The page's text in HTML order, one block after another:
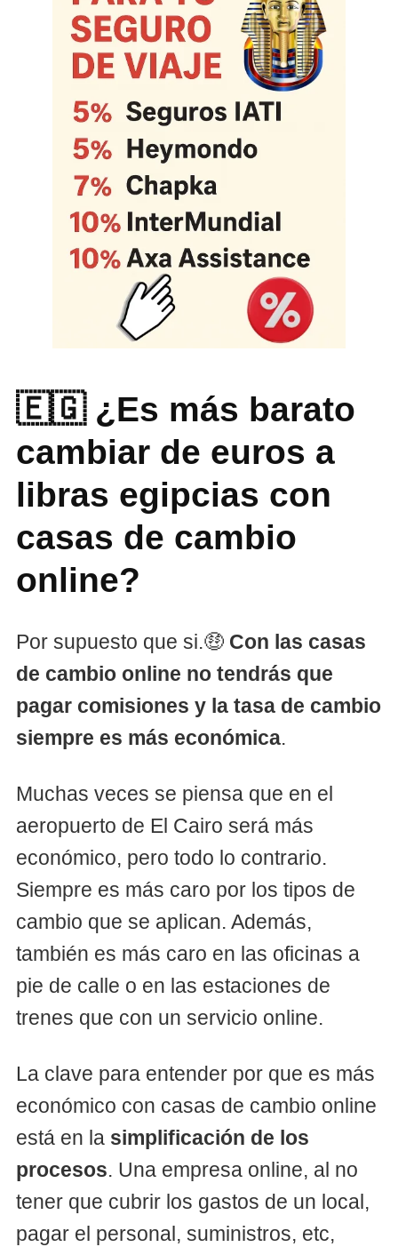
🇪🇬 ¿Es más barato
cambiar de euros a
libras egipcias con
casas de cambio
online?
Por supuesto que si.🤑 Con las casas
de cambio online no tendrás que
pagar comisiones y la tasa de cambio
siempre es más económica.
Muchas veces se piensa que en el
aeropuerto de El Cairo será más
económico, pero todo lo contrario.
Siempre es más caro por los tipos de
cambio que se aplican. Además,
también es más caro en las oficinas a
pie de calle o en las estaciones de
trenes que con un servicio online.
La clave para entender por que es más
económico con casas de cambio online
está en la simplificación de los
procesos. Una empresa online, al no
tener que cubrir los gastos de un local,
pagar el personal, suministros, etc,